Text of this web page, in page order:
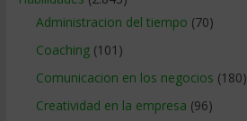
Administracion del tiempo (70)
Coaching(101)
Comunicacion en los negocios (180)
Creatividad en la empresa (96)